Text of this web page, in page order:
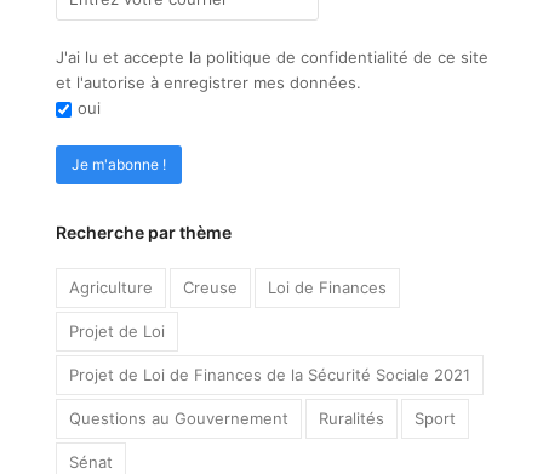
J'ai lu et accepte la politique de confidentialité de ce site
et l'autorise à enregistrer mes données.
oui
Recherche par thème
Agriculture Creuse Loi de Finances
Projet de Loi
Projet de Loi de Finances de la Sécurité Sociale 2021
Questions au Gouvernement Ruralités Sport
Sénat